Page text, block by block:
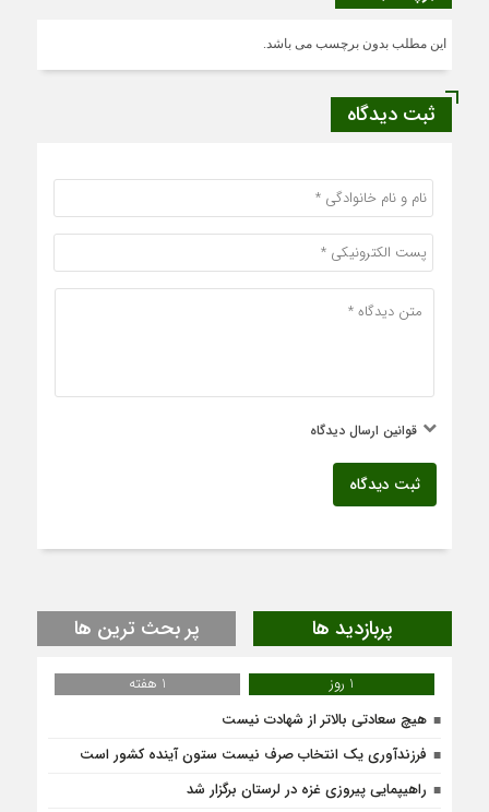
این مطلب بدون برچسب می باشد.
ثبت دیدگاه
قوانین ارسال دیدگاه
ثبت دیدگاه
پربازدید ها پر بحث ترین ها
1 روز
1 هفته
هیچ سعادتی بالاتر از شهادت نیست
فرزندآوری یک انتخاب صرف نیست ستون آینده کشور است
راهیپمایی پیروزی غزه در لرستان برگزار شد